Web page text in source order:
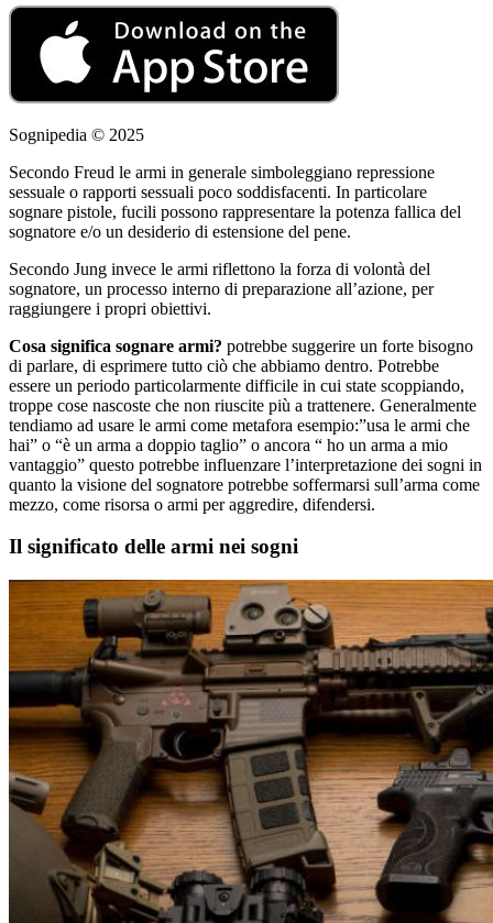
Sognipedia © 2025
Secondo Freud le armi in generale simboleggiano repressione
sessuale o rapporti sessuali poco soddisfacenti. In particolare
sognare pistole, fucili possono rappresentare la potenza fallica del
sognatore e/o un desiderio di estensione del pene.
Secondo Jung invece le armi riflettono la forza di volontà del
sognatore, un processo interno di preparazione all’azione, per
raggiungere i propri obiettivi.
Cosa significa sognare armi? potrebbe suggerire un forte bisogno
di parlare, di esprimere tutto ciò che abbiamo dentro. Potrebbe
essere un periodo particolarmente difficile in cui state scoppiando,
troppe cose nascoste che non riuscite più a trattenere. Generalmente
tendiamo ad usare le armi come metafora esempio:”usa le armi che
hai” o “è un arma a doppio taglio” o ancora “ ho un arma a mio
vantaggio” questo potrebbe influenzare l’interpretazione dei sogni in
quanto la visione del sognatore potrebbe soffermarsi sull’arma come
mezzo, come risorsa o armi per aggredire, difendersi.
Il significato delle armi nei sogni